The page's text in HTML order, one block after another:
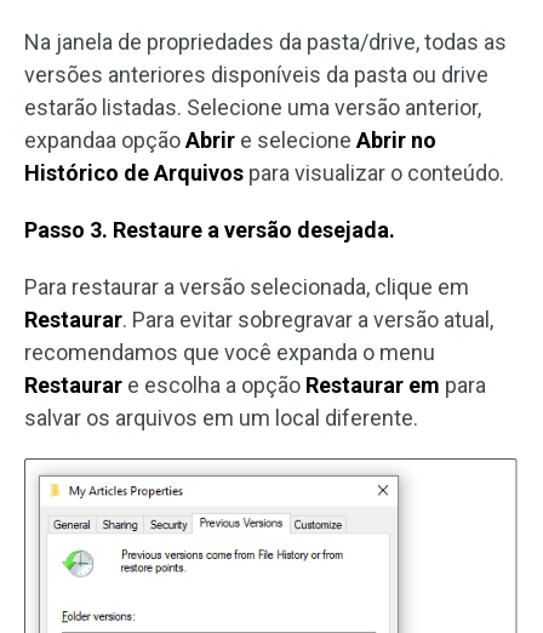
Na janela de propriedades da pasta/drive, todas as
versões anteriores disponíveis da pasta ou drive
estarão listadas. Selecione uma versão anterior,
expandaa opçãoAbrir e selecioneAbrir no
Histórico de Arquivos para visualizar o conteúdo.
Passo 3. Restaure a versão desejada.
Para restaurar a versão selecionada, clique em
Restaurar. Para evitar sobregravar a versão atual,
recomendamos que você expanda o menu
Restaurar e escolha a opção Restaurar em para
salvar os arquivos em um local diferente.